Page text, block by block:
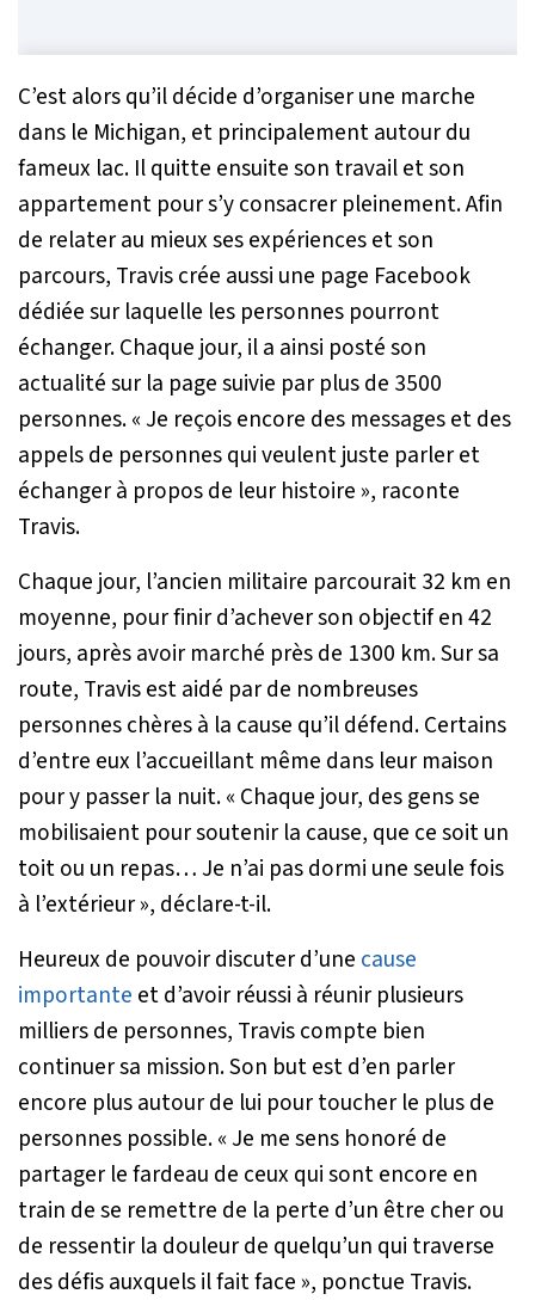
C’est alors qu’il décide d’organiser une marche
dans le Michigan, et principalement autour du
fameux lac. Il quitte ensuite son travail et son
appartement pour s’y consacrer pleinement. Afin
de relater au mieux ses expériences et son
parcours, Travis crée aussi une page Facebook
dédiée sur laquelle les personnes pourront
échanger. Chaque jour, il a ainsi posté son
actualité sur la page suivie par plus de 3500
personnes. « Je reçois encore des messages et des
appels de personnes qui veulent juste parler et
échanger à propos de leur histoire », raconte
Travis.
Chaque jour, l’ancien militaire parcourait 32 km en
moyenne, pour finir d’achever son objectif en 42
jours, après avoir marché près de 1300 km. Sur sa
route, Travis est aidé par de nombreuses
personnes chères à la cause qu’il défend. Certains
d’entre eux l’accueillant même dans leur maison
pour y passer la nuit. « Chaque jour, des gens se
mobilisaient pour soutenir la cause, que ce soit un
toit ou un repas… Je n’ai pas dormi une seule fois
à l’extérieur», déclare-t-il.
Heureux de pouvoir discuter d’une cause
importante et d’avoir réussi à réunir plusieurs
milliers de personnes, Travis compte bien
continuer sa mission. Son but est d’en parler
encore plus autour de lui pour toucher le plus de
personnes possible. « Je me sens honoré de
partager le fardeau de ceux qui sont encore en
train de se remettre de la perte d’un être cher ou
de ressentir la douleur de quelqu’un qui traverse
des défis auxquels il fait face », ponctue Travis.